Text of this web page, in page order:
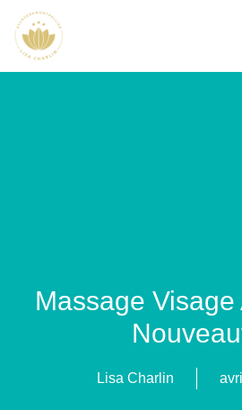
Massage
Lisa Charlin